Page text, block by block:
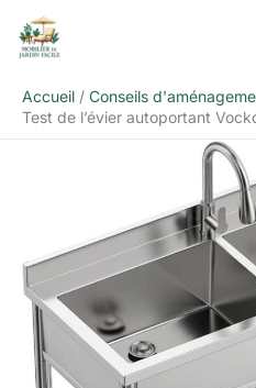
Accueil
Conseils
Test de l’évier autoportant
Rechercher